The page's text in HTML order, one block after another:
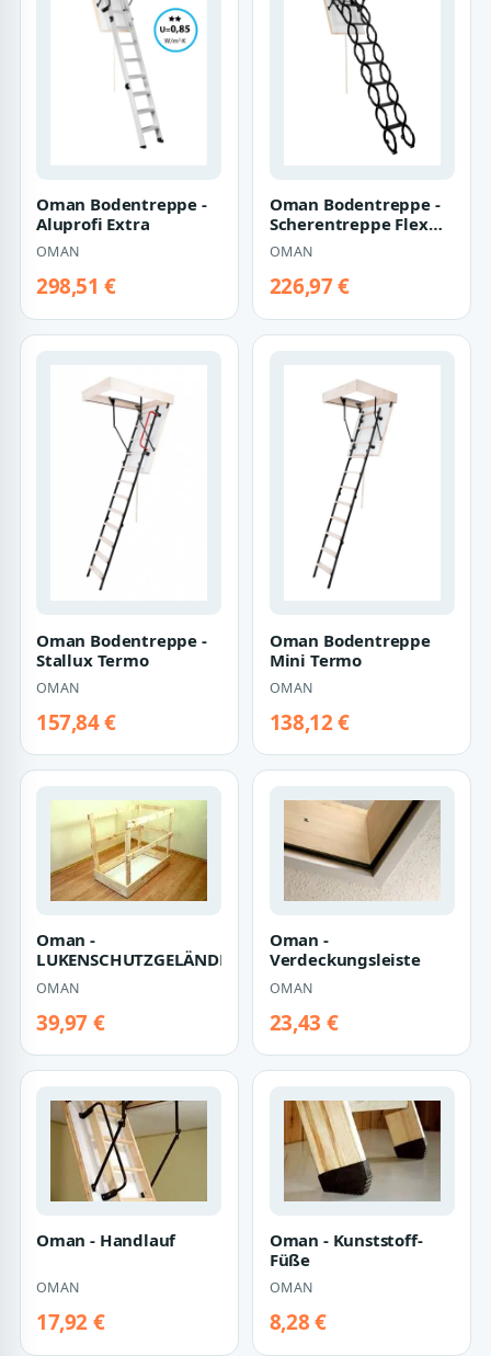
Oman Bodentreppe -
Aluprofi Extra
OMAN
298,51 €
Oman Bodentreppe -
Scherentreppe Flex
Termo
OMAN
226,97 €
Oman Bodentreppe -
Stallux Termo
OMAN
157,84 €
Oman Bodentreppe
Mini Termo
OMAN
138,12 €
Oman -
LUKENSCHUTZGELÄNDER
OMAN
39,97 €
Oman -
Verdeckungsleiste
OMAN
23,43 €
Oman - Handlauf
OMAN
17,92 €
Oman - Kunststoff-
Füße
OMAN
8,28 €